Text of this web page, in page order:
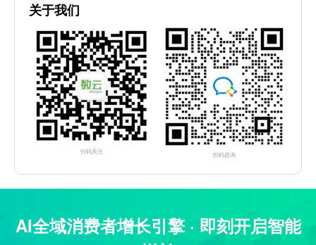
关于我们
扫码关注 扫码咨询
AI全域消费者增长引擎 · 即刻开启智能